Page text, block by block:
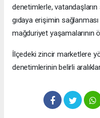
denetimlerle, vatandaşların
gıdaya erişimin
mağduriyet yaşamalarının
İlçedeki zincir marketlere
denetimlerinin belirli